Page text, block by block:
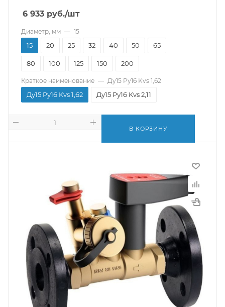
6 933 руб./шт
Диаметр, мм — 15
15 20 25 32 40 50 65
80 100 125 150 200
Краткое наименование — Ду15 Pу16 Kvs 1,62
Ду15 Pу16 Kvs 1,62 Ду15 Pу16 Kvs 2,11
В КОРЗИНУ